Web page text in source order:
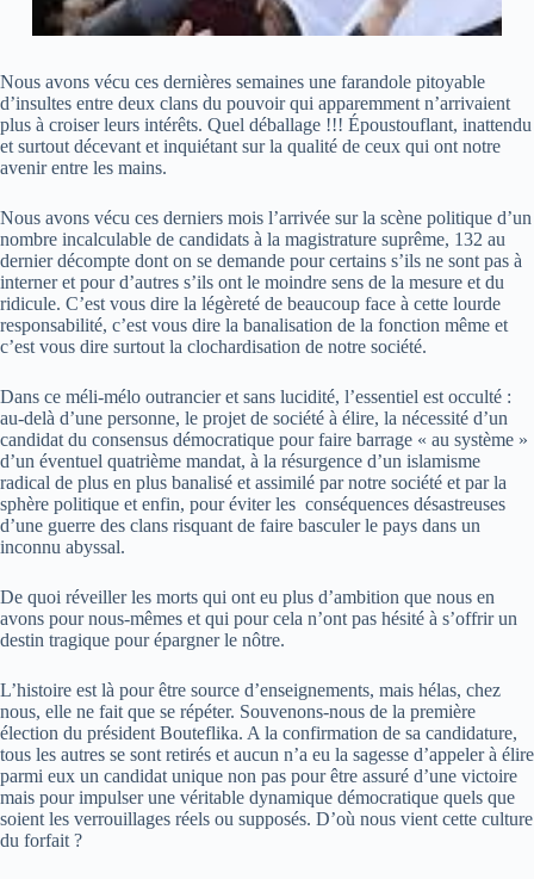
Nous avons vécu ces dernières semaines une farandole pitoyable
d’insultes entre deux clans du pouvoir qui apparemment n’arrivaient
plus à croiser leurs intérêts. Quel déballage !!! Époustouflant, inattendu
et surtout décevant et inquiétant sur la qualité de ceux qui ont notre
avenir entre les mains.
Nous avons vécu ces derniers mois l’arrivée sur la scène politique d’un
nombre incalculable de candidats à la magistrature suprême, 132 au
dernier décompte dont on se demande pour certains s’ils ne sont pas à
interner et pour d’autres s’ils ont le moindre sens de la mesure et du
ridicule. C’est vous dire la légèreté de beaucoup face à cette lourde
responsabilité, c’est vous dire la banalisation de la fonction même et
c’est vous dire surtout la clochardisation de notre société.
Dans ce méli-mélo outrancier et sans lucidité, l’essentiel est occulté :
au-delà d’une personne, le projet de société à élire, la nécessité d’un
candidat du consensus démocratique pour faire barrage « au système »
d’un éventuel quatrième mandat, à la résurgence d’un islamisme
radical de plus en plus banalisé et assimilé par notre société et par la
sphère politique et enfin, pour éviter les conséquences désastreuses
d’une guerre des clans risquant de faire basculer le pays dans un
inconnu abyssal.
De quoi réveiller les morts qui ont eu plus d’ambition que nous en
avons pour nous-mêmes et qui pour cela n’ont pas hésité à s’offrir un
destin tragique pour épargner le nôtre.
L’histoire est là pour être source d’enseignements, mais hélas, chez
nous, elle ne fait que se répéter. Souvenons-nous de la première
élection du président Bouteflika. A la confirmation de sa candidature,
tous les autres se sont retirés et aucun n’a eu la sagesse d’appeler à élire
parmi eux un candidat unique non pas pour être assuré d’une victoire
mais pour impulser une véritable dynamique démocratique quels que
soient les verrouillages réels ou supposés. D’où nous vient cette culture
du forfait ?